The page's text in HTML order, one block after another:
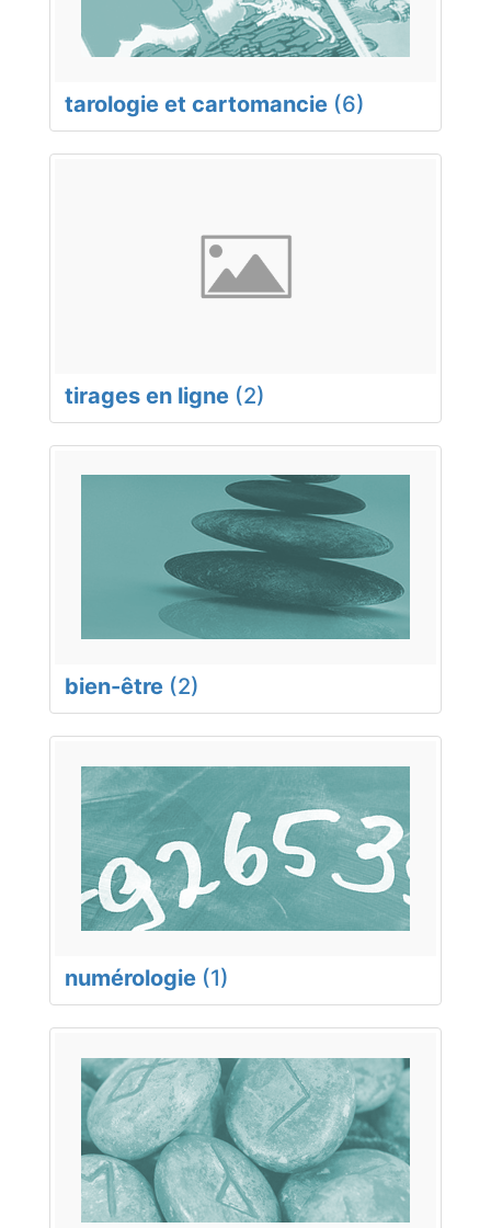
tarologie et cartomancie (6)
tirages en ligne (2)
bien-être (2)
numérologie (1)